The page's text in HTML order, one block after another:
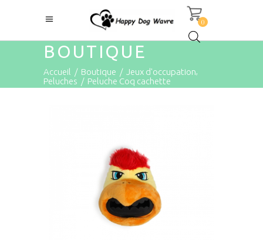
0
BOUTIQUE
Accueil / Boutique / Jeux d'occupation
Peluches / Peluche Coq cachette